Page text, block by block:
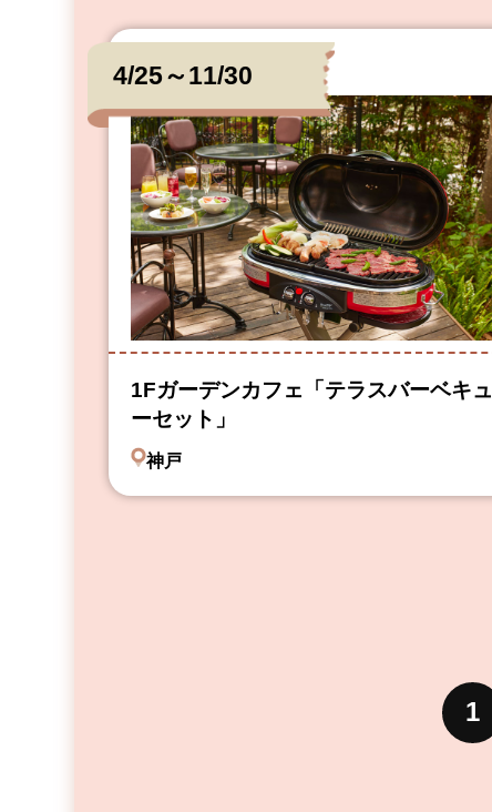
4/25～11/30
1Fガーデンカフェ「テラスバーベキュ
ーセット」
神戸
1